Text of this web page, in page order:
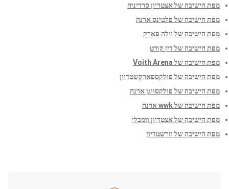
מפת הישיבה של אצטדיון סרדיניה
מפת הישיבה של פלטינס ארנה
מפת הישיבה של וילה פארק
מפת הישיבה של דין קורט
מפת הישיבה של Voith Arena
מפת הישיבה של פולקספארקשטדיון
מפת הישיבה של פולקסווגן ארנה
מפת הישיבה של wwk ארנה
מפת הישיבה של אצטדיון וומבלי
מפת הישיבה של וזרשטדיון